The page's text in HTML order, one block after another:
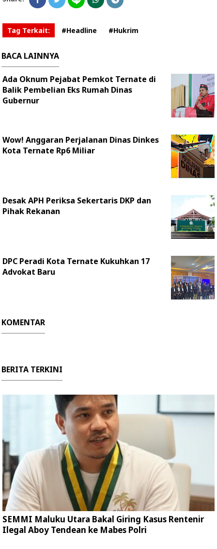
Tag Terkait: #Headline #Hukrim
BACA LAINNYA
Ada Oknum Pejabat Pemkot Ternate di
Balik Pembelian Eks Rumah Dinas
Gubernur
Wow! Anggaran Perjalanan Dinas Dinkes
Kota Ternate Rp6 Miliar
Desak APH Periksa Sekertaris DKP dan
Pihak Rekanan
DPC Peradi Kota Ternate Kukuhkan 17
Advokat Baru
KOMENTAR
BERITA TERKINI
SEMMI Maluku Utara Bakal Giring Kasus Rentenir
Ilegal Aboy Tendean ke Mabes Polri